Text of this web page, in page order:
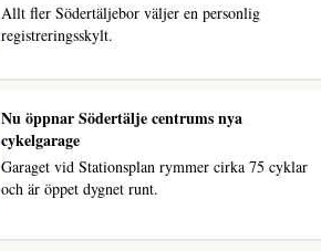
Allt fler Södertäljebor väljer en personlig
registreringsskylt.
Nu öppnar Södertälje centrums nya
cykelgarage
Garaget vid Stationsplan rymmer cirka 75 cyklar
och är öppet dygnet runt.